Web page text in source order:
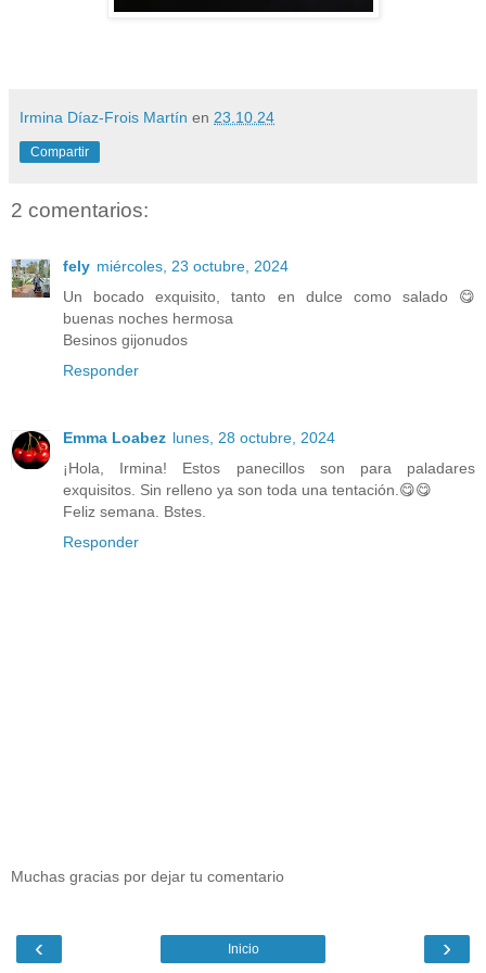
Irmina Díaz-Frois Martín en 23.10.24
Compartir
2 comentarios:
fely miércoles, 23 octubre, 2024
Un bocado exquisito, tanto en dulce como salado 😋
buenas noches hermosa
Besinos gijonudos
Responder
Emma Loabez lunes, 28 octubre, 2024
¡Hola, Irmina! Estos panecillos son para paladares
exquisitos. Sin relleno ya son toda una tentación.😋😋
Feliz semana. Bstes.
Responder
Muchas gracias por dejar tu comentario
‹ ›
Inicio